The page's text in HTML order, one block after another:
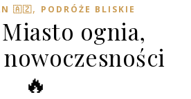
🇦🇿, PODRÓŻE BLISKIE
ognia,
🔥